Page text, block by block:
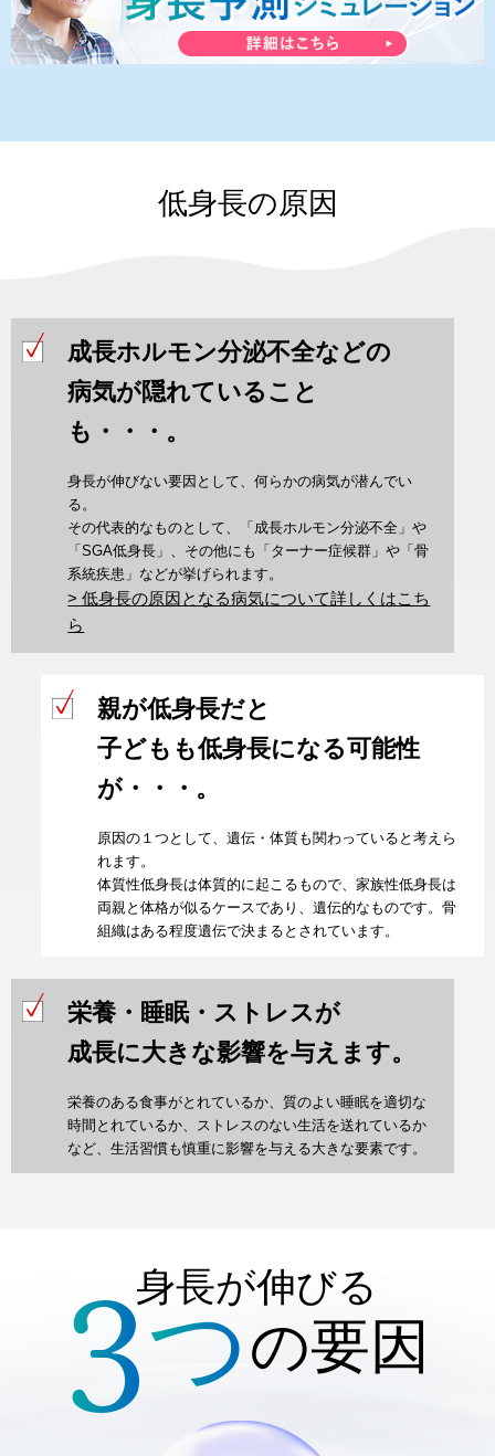
低身長の原因
成長ホルモン分泌不全などの
病気が隠れていること
も・・・。
身長が伸びない要因として、何らかの病気が潜んでい
る。
その代表的なものとして、「成長ホルモン分泌不全」や
「SGA低身長」、その他にも「ターナー症候群」や「骨
系統疾患」などが挙げられます。
> 低身長の原因となる病気について詳しくはこち
ら
親が低身長だと
子どもも低身長になる可能性
が・・・。
原因の１つとして、遺伝・体質も関わっていると考えら
れます。
体質性低身長は体質的に起こるもので、家族性低身長は
両親と体格が似るケースであり、遺伝的なものです。骨
組織はある程度遺伝で決まるとされています。
栄養・睡眠・ストレスが
成長に大きな影響を与えます。
栄養のある食事がとれているか、質のよい睡眠を適切な
時間とれているか、ストレスのない生活を送れているか
など、生活習慣も慎重に影響を与える大きな要素です。
身長が伸びる
3つの要因